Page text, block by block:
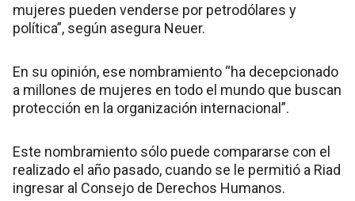
mujeres pueden venderse por petrodólares y
política”, según asegura Neuer.
En su opinión, ese nombramiento “ha decepcionado
a millones de mujeres en todo el mundo que buscan
protección en la organización internacional”.
Este nombramiento sólo puede compararse con el
realizado el año pasado, cuando se le permitió a Riad
ingresar al Consejo de Derechos Humanos.